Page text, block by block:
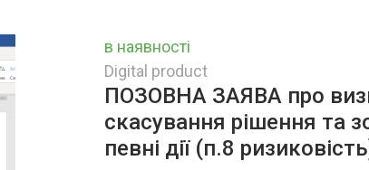
в наявності
Digital product
ПОЗОВНА ЗАЯВА про
скасування рішення та
певні дії (п.8